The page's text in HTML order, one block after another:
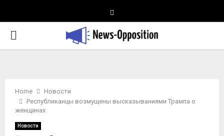
PRIMARY
Home
Новости
Республиканцы возмущены высказываниями Трампа о
женщинах
Новости